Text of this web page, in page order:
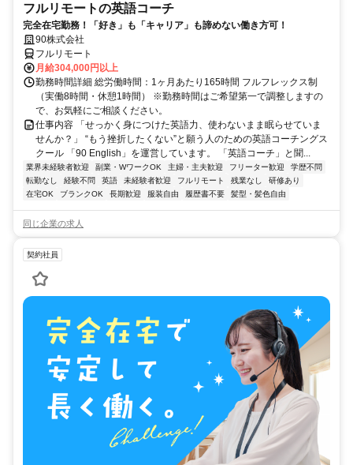
フルリモートの英語コーチ
完全在宅勤務！「好き」も「キャリア」も諦めない働き方可！
90株式会社
フルリモート
月給304,000円以上
勤務時間詳細 総労働時間：1ヶ月あたり165時間 フルフレックス制
（実働8時間・休憩1時間） ※勤務時間はご希望第一で調整しますの
で、お気軽にご相談ください。
仕事内容 「せっかく身につけた英語力、使わないまま眠らせていま
せんか？」 “もう挫折したくない”と願う人のための英語コーチングス
クール 「90 English」を運営しています。 「英語コーチ」と聞...
業界未経験者歓迎 副業・WワークOK 主婦・主夫歓迎 フリーター歓迎
学歴不問
転勤なし
経験不問 英語 未経験者歓迎 フルリモート 残業なし
研修あり
在宅OK
ブランクOK 長期歓迎 服装自由 履歴書不要 髪型・髪色自由
同じ企業の求人
契約社員